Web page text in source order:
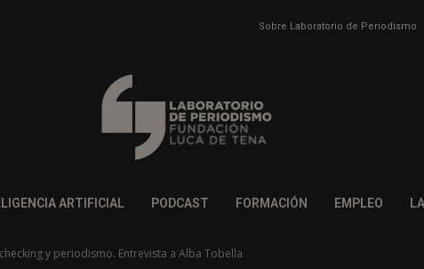
Sobre Laboratorio de Periodismo
ARTIFICIAL PODCAST FORMACIÓN EMPLEO
y periodismo. Entrevista a Alba Tobella